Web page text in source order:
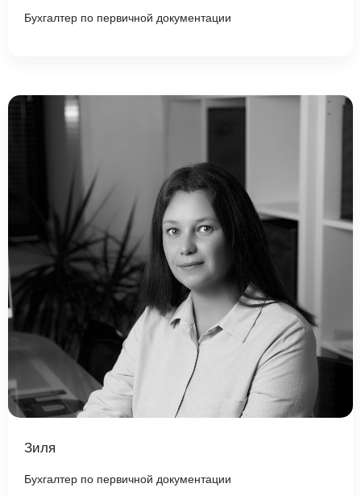
Бухгалтер по первичной документации
Зиля
Бухгалтер по первичной документации